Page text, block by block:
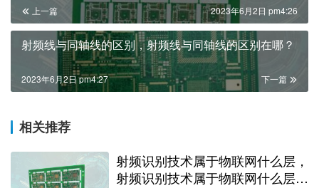
上一篇 2023年6月2日 pm4:26
射频线与同轴线的区别，射频线与同轴线的区别在哪？
下一篇
2023年6月2日 pm4:27
相关推荐
射频识别技术属于物联网什么层，
射频识别技术属于物联网什么层